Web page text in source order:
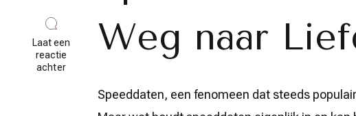
Laat een
reactie
achterop
Weg naar
Speeddaten, een fenomeen dat steeds